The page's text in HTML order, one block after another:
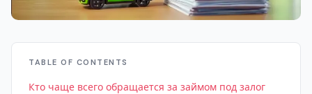
TABLE OF CONTENTS
Кто чаще всего обращается за займом под залог